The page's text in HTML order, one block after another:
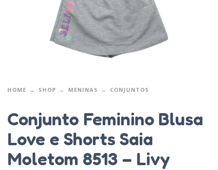
HOME SHOP MENINAS CONJUNTOS
Conjunto Feminino Blusa
Love e Shorts Saia
Moletom 8513 – Livy